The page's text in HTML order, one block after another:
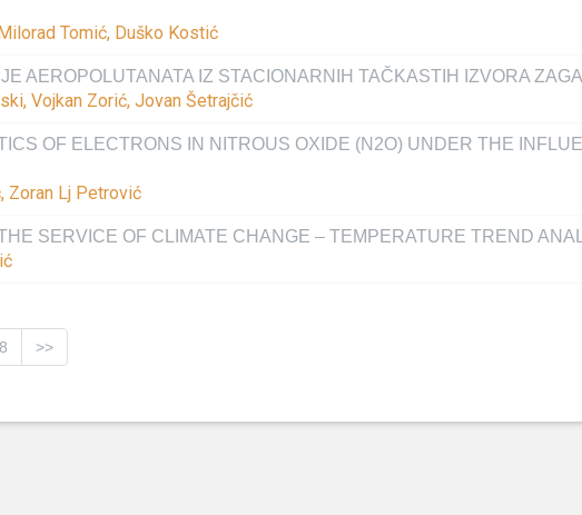
Tomić, Duško Kostić
AEROPOLUTANATA IZ STACIONARNIH TAČKASTIH IZVORA
Vojkan Zorić, Jovan Šetrajčić
OF ELECTRONS IN NITROUS OXIDE (N2O) UNDER THE
Zoran Lj Petrović
SERVICE OF CLIMATE CHANGE – TEMPERATURE TREND
8 >>